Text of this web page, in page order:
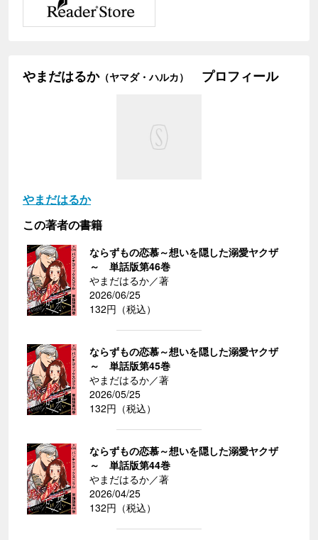
やまだはるか（ヤマダ・ハルカ） プロフィール
やまだはるか
この著者の書籍
ならずもの恋慕～想いを隠した溺愛ヤクザ
～ 単話版第46巻
やまだはるか／著
2026/06/25
132円（税込）
ならずもの恋慕～想いを隠した溺愛ヤクザ
～ 単話版第45巻
やまだはるか／著
2026/05/25
132円（税込）
ならずもの恋慕～想いを隠した溺愛ヤクザ
～ 単話版第44巻
やまだはるか／著
2026/04/25
132円（税込）